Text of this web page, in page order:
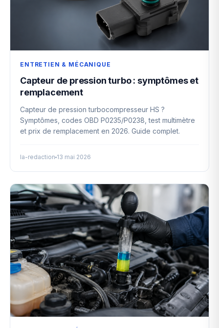
ENTRETIEN & MÉCANIQUE
Capteur de pression turbo : symptômes et
remplacement
Capteur de pression turbocompresseur HS ?
Symptômes, codes OBD P0235/P0238, test multimètre
et prix de remplacement en 2026. Guide complet.
la-redaction 13 mai 2026